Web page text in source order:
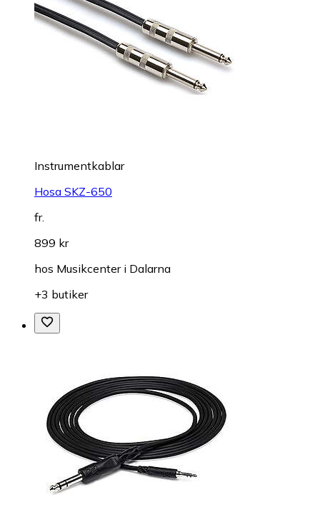
Instrumentkablar
Hosa SKZ-650
fr.
899 kr
hos Musikcenter i Dalarna
+3 butiker